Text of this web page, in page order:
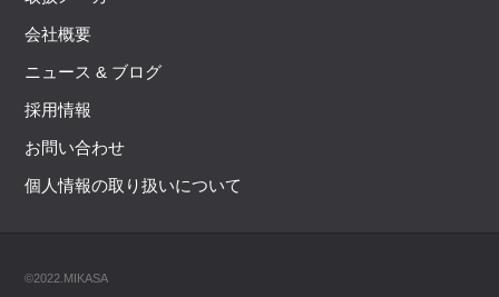
会社概要
ニュース & ブログ
採用情報
お問い合わせ
個人情報の取り扱いについて
©2022.MIKASA